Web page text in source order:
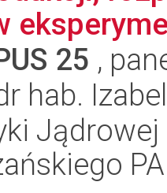
25 ,
hab.